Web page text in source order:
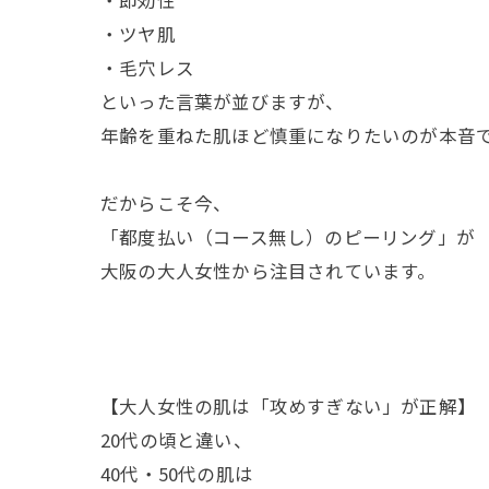
・ツヤ肌
・毛穴レス
といった言葉が並びますが、
年齢を重ねた肌ほど慎重になりたいのが本音
だからこそ今、
「都度払い（コース無し）のピーリング」が
大阪の大人女性から注目されています。
【大人女性の肌は「攻めすぎない」が正解】
20代の頃と違い、
40代・50代の肌は